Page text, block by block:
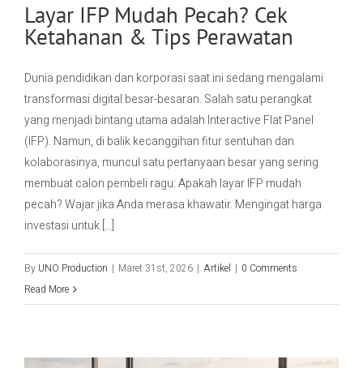
Layar IFP Mudah Pecah? Cek
Ketahanan & Tips Perawatan
Dunia pendidikan dan korporasi saat ini sedang mengalami
transformasi digital besar-besaran. Salah satu perangkat
yang menjadi bintang utama adalah Interactive Flat Panel
(IFP). Namun, di balik kecanggihan fitur sentuhan dan
kolaborasinya, muncul satu pertanyaan besar yang sering
membuat calon pembeli ragu: Apakah layar IFP mudah
pecah? Wajar jika Anda merasa khawatir. Mengingat harga
investasi untuk [...]
By UNO Production | Maret 31st, 2026 | Artikel | 0 Comments
Read More